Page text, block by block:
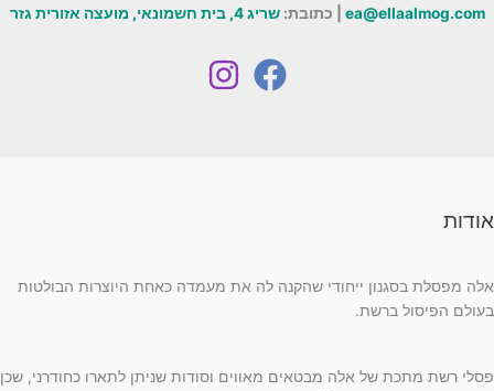
ea@ellaalmog.com | כתובת:שריג 4, בית חשמונאי, מועצה אזורית גזר
אודות
אלה מפסלת בסגנון ייחודי שהקנה לה את מעמדה כאחת היוצרות הבולטות
בעולם הפיסול ברשת.
פסלי רשת מתכת של אלה מבטאים מאווים וסודות שניתן לתארו כחודרני, שכן